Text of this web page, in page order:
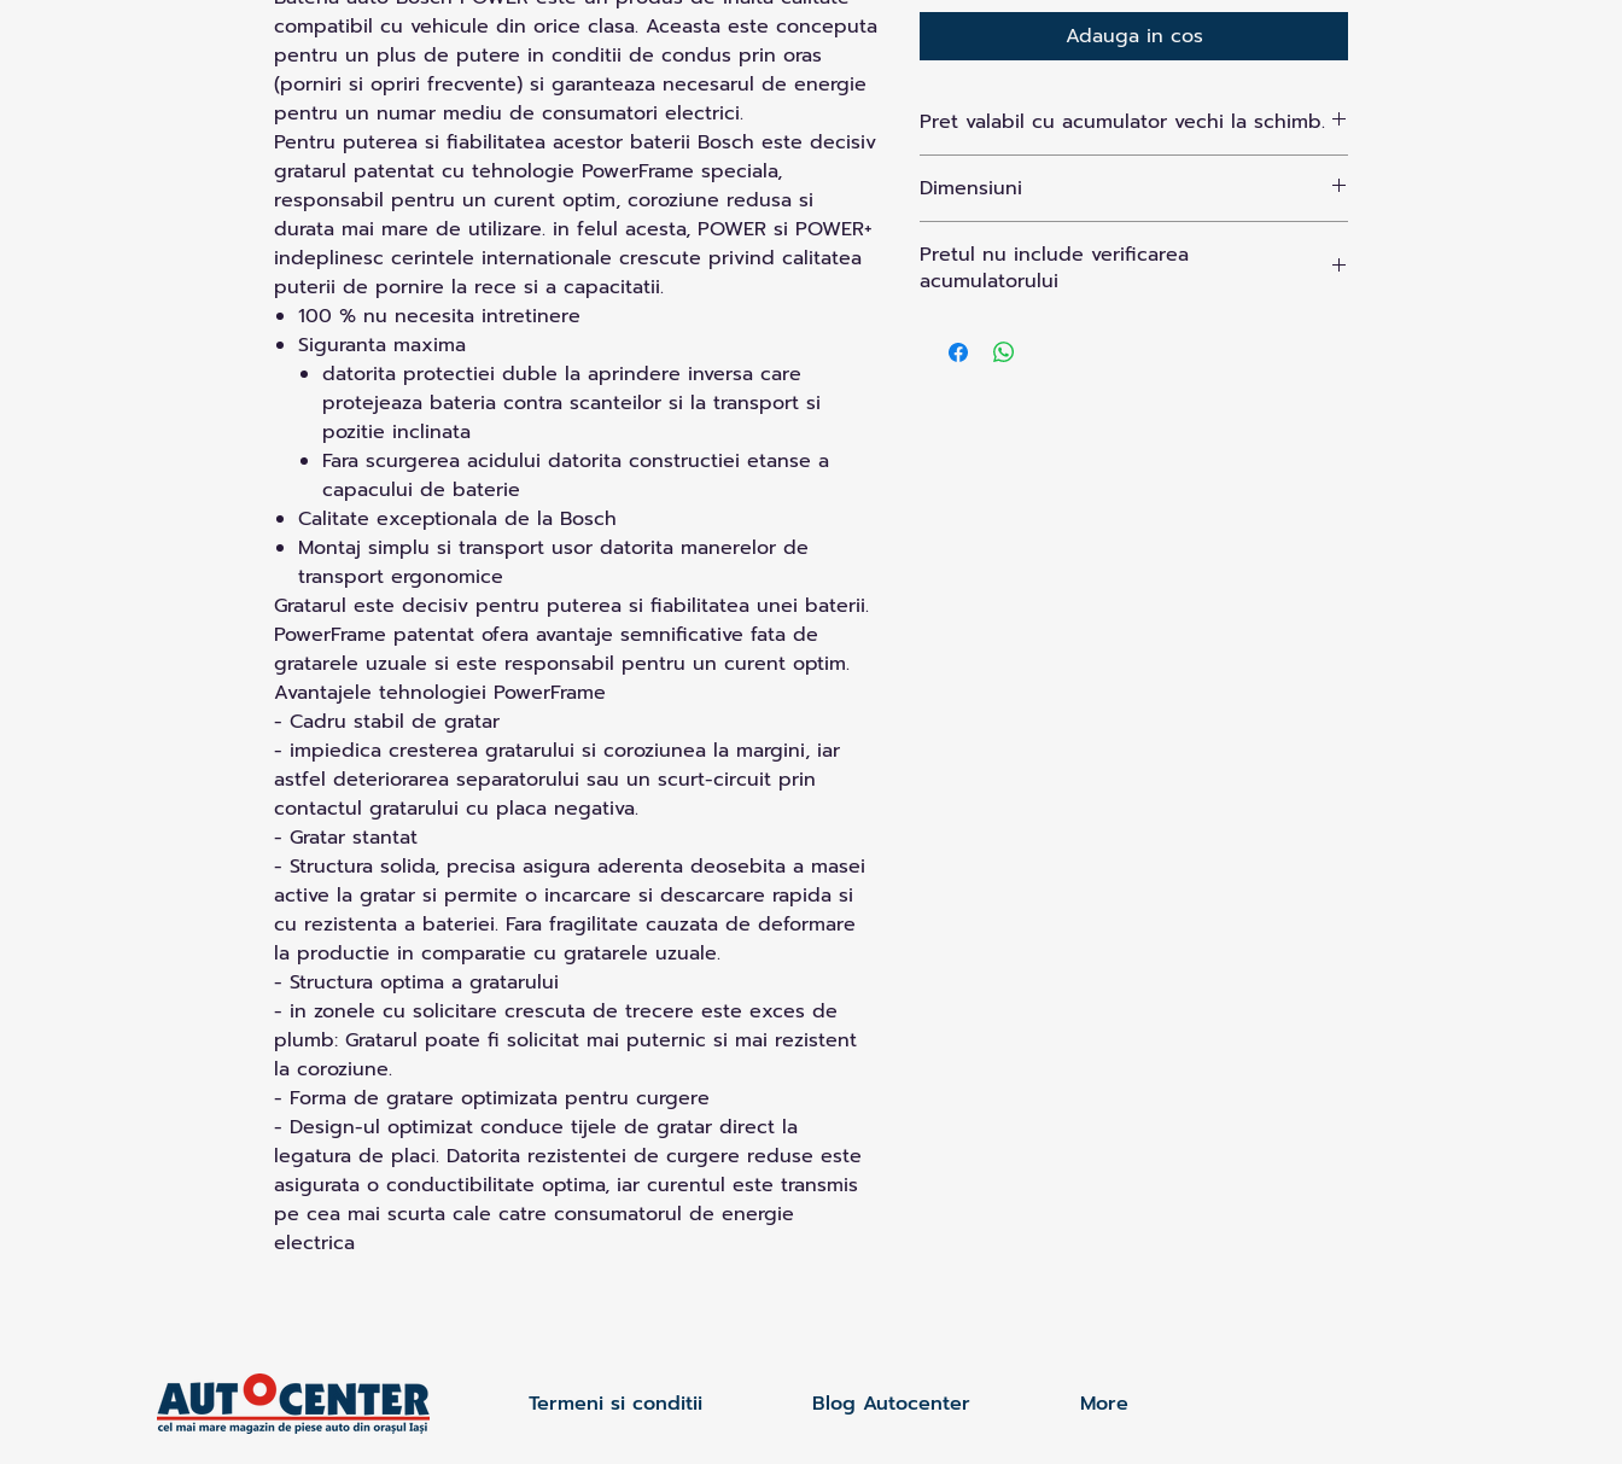
compatibil cu vehicule din orice clasa. Aceasta este conceputa
pentru un plus de putere in conditii de condus prin oras
(porniri si opriri frecvente) si garanteaza necesarul de energie
pentru un numar mediu de consumatori electrici.
Pentru puterea si fiabilitatea acestor baterii Bosch este decisiv
gratarul patentat cu tehnologie PowerFrame speciala,
responsabil pentru un curent optim, coroziune redusa si
durata mai mare de utilizare. in felul acesta, POWER si POWER+
indeplinesc cerintele internationale crescute privind calitatea
puterii de pornire la rece si a capacitatii.
100 % nu necesita intretinere
Siguranta maxima
datorita protectiei duble la aprindere inversa care
protejeaza bateria contra scanteilor si la transport si
pozitie inclinata
Fara scurgerea acidului datorita constructiei etanse a
capacului de baterie
Calitate exceptionala de la Bosch
Montaj simplu si transport usor datorita manerelor de
transport ergonomice
Gratarul este decisiv pentru puterea si fiabilitatea unei baterii.
PowerFrame patentat ofera avantaje semnificative fata de
gratarele uzuale si este responsabil pentru un curent optim.
Avantajele tehnologiei PowerFrame
- Cadru stabil de gratar
- impiedica cresterea gratarului si coroziunea la margini, iar
astfel deteriorarea separatorului sau un scurt-circuit prin
contactul gratarului cu placa negativa.
- Gratar stantat
- Structura solida, precisa asigura aderenta deosebita a masei
active la gratar si permite o incarcare si descarcare rapida si
cu rezistenta a bateriei. Fara fragilitate cauzata de deformare
la productie in comparatie cu gratarele uzuale.
- Structura optima a gratarului
- in zonele cu solicitare crescuta de trecere este exces de
plumb: Gratarul poate fi solicitat mai puternic si mai rezistent
la coroziune.
- Forma de gratare optimizata pentru curgere
- Design-ul optimizat conduce tijele de gratar direct la
legatura de placi. Datorita rezistentei de curgere reduse este
asigurata o conductibilitate optima, iar curentul este transmis
pe cea mai scurta cale catre consumatorul de energie
electrica
Adauga in cos
Pret valabil cu acumulator vechi la schimb.
Dimensiuni
Pretul nu include verificarea
acumulatorului
necesara obtinerii garantiei.
Termeni si conditii Blog Autocenter More